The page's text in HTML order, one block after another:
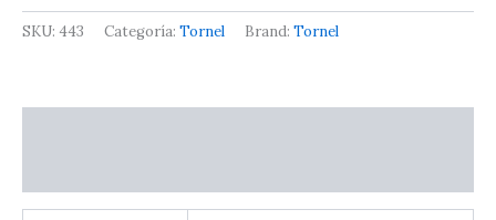
cantidad
SKU: 443 Categoría: Tornel Brand: Tornel